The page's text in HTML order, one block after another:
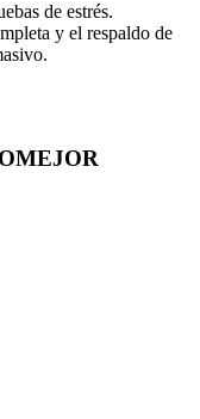
de estrés.
y el respaldo de